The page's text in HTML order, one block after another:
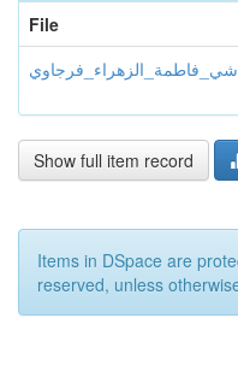
File
Show full item record
Items in DSpace are
reserved, unless